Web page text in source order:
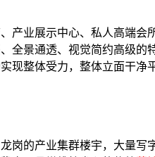
产业展示中心、私人高端
全景通透、视觉简约高级
现整体受力，整体立面干
岗的产业集群楼宇，大量